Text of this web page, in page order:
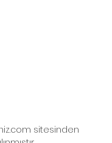
sitesinden